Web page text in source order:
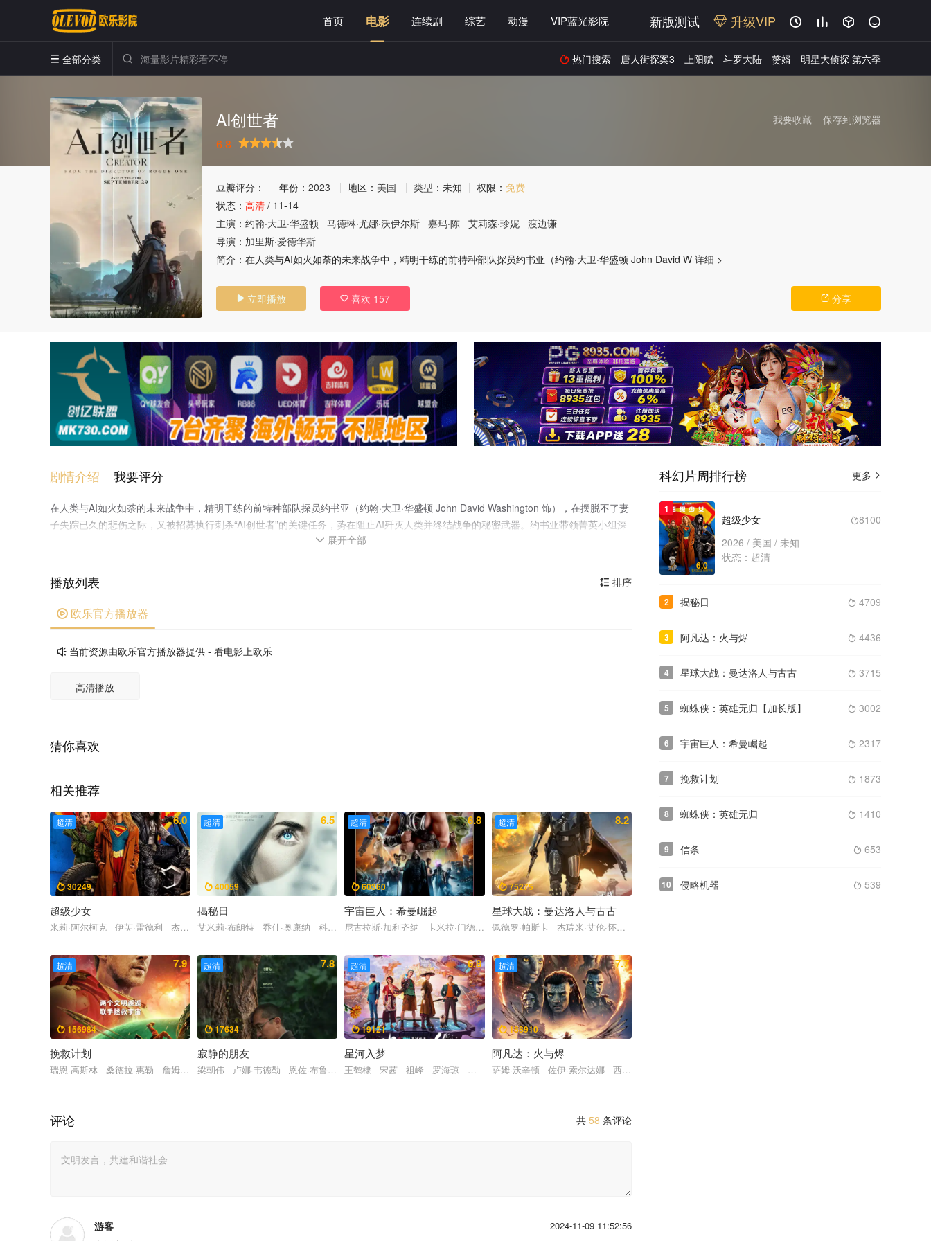
首页 电影 连续剧 综艺 动漫 VIP蓝光影院 新版测试 升级VIP    
 全部分类   热门搜索 唐人街探案3 上阳赋 斗罗大陆 赘婿 明星大侦探 第六季
保存到浏览器
我要收藏
AI创世者
6.8
很差较差 推荐力荐
豆瓣评分： 年份： 2023 地区： 美国 类型： 未知 权限： 免费
状态： 高清 / 11-14
主演： 约翰·大卫·华盛顿 马德琳·尤娜·沃伊尔斯 嘉玛·陈 艾莉森·珍妮 渡边谦
导演： 加里斯·爱德华斯
简介： 在人类与AI如火如荼的未来战争中，精明干练的前特种部队探员约书亚（约翰·大卫·华盛顿 John David W 详细 >
 立即播放  喜欢 157  分享
剧情介绍 我要评分
在人类与AI如火如荼的未来战争中，精明干练的前特种部队探员约书亚（约翰·大卫·华盛顿 John David Washington 饰），在摆脱不了妻
子失踪已久的悲伤之际，又被招募执行刺杀“AI创世者”的关键任务，势在阻止AI歼灭人类并终结战争的秘密武器。约书亚带领菁英小组深
入AI领域的危险中心，却发现他必须摧毁的终极致命武器，竟是个拥有纯真孩童外表的AI……
 展开全部
 排序
播放列表
 欧乐官方播放器
 当前资源由欧乐官方播放器提供 - 看电影上欧乐
高清播放
猜你喜欢
相关推荐
超清 6.0
30249
超级少女
米莉·阿尔柯克 伊芙·雷德利 杰森·莫玛 马提亚斯·修奈尔 大卫·科伦斯韦 大卫·克朗姆霍茨
超清 6.5
40059
揭秘日
艾米莉·布朗特 乔什·奥康纳 科林·费尔斯 伊芙·休森 科尔曼·多明戈
超清 6.8
60360
宇宙巨人：希曼崛起
尼古拉斯·加利齐纳 卡米拉·门德斯 杰瑞德·莱托 伊德瑞斯·艾尔巴 爱丽森·布里 詹姆斯·鲍弗 莫蕾娜·巴卡琳 约翰内斯·豪克尔·约翰内森
超清 8.2
75275
星球大战：曼达洛人与古古
佩德罗·帕斯卡 杰瑞米·艾伦·怀特 西格妮·韦弗 史蒂夫·布卢姆 乔尼·科因 马丁·斯科塞斯 马修·维利希
超清 7.9
156984
挽救计划
瑞恩·高斯林 桑德拉·惠勒 詹姆斯·奥尔蒂斯 莱昂内尔·博伊斯 梁振邦 米拉娜·薇恩翠 普里亚·坎萨 利兹·金斯曼 马拉基·卡比 梅丽尔·斯特里普
超清 7.8
17634
寂静的朋友
梁朝伟 卢娜·韦德勒 恩佐·布鲁姆 蕾雅·赛杜 西尔维斯特·格罗特 黄云 卢卡·瓦伦蒂尼 菲利克斯·布罗斯 赖纳·博克 玛莱内·布罗 厄文·吉瑟 约翰内斯·赫格曼 斯凯·霍夫曼 约
超清 6.8
19121
星河入梦
王鹤棣 宋茜 祖峰 罗海琼 汪铎 谢楠 庞博
超清 7.7
188910
阿凡达：火与烬
萨姆·沃辛顿 佐伊·索尔达娜 西格妮·韦弗 史蒂芬·朗 奥娜·卓别林 大卫·休里斯 凯特·温斯莱特
共 58 条评论
评论
游客 2024-11-09 11:52:56
更多 
科幻片周排行榜
1
6.0
8100
超级少女
2026 / 美国 / 未知
状态：超清
2  4709
揭秘日
3  4436
阿凡达：火与烬
4  3715
星球大战：曼达洛人与古古
5  3002
蜘蛛侠：英雄无归【加长版】
6  2317
宇宙巨人：希曼崛起
7  1873
挽救计划
8  1410
蜘蛛侠：英雄无归
9  653
信条
10  539
侵略机器